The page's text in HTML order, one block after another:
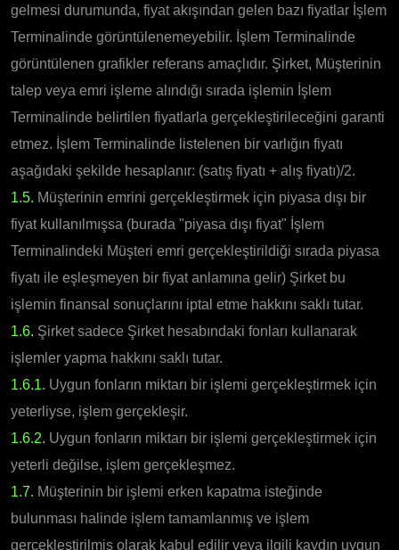
gelmesi durumunda, fiyat akışından gelen bazı fiyatlar İşlem
Terminalinde görüntülenemeyebilir. İşlem Terminalinde
görüntülenen grafikler referans amaçlıdır. Şirket, Müşterinin
talep veya emri işleme alındığı sırada işlemin İşlem
Terminalinde belirtilen fiyatlarla gerçekleştirileceğini garanti
etmez. İşlem Terminalinde listelenen bir varlığın fiyatı
aşağıdaki şekilde hesaplanır: (satış fiyatı + alış fiyatı)/2.
1.5. Müşterinin emrini gerçekleştirmek için piyasa dışı bir
fiyat kullanılmışsa (burada "piyasa dışı fiyat" İşlem
Terminalindeki Müşteri emri gerçekleştirildiği sırada piyasa
fiyatı ile eşleşmeyen bir fiyat anlamına gelir) Şirket bu
işlemin finansal sonuçlarını iptal etme hakkını saklı tutar.
1.6. Şirket sadece Şirket hesabındaki fonları kullanarak
işlemler yapma hakkını saklı tutar.
1.6.1. Uygun fonların miktarı bir işlemi gerçekleştirmek için
yeterliyse, işlem gerçekleşir.
1.6.2. Uygun fonların miktarı bir işlemi gerçekleştirmek için
yeterli değilse, işlem gerçekleşmez.
1.7. Müşterinin bir işlemi erken kapatma isteğinde
bulunması halinde işlem tamamlanmış ve işlem
gerçekleştirilmiş olarak kabul edilir veya ilgili kaydın uygun